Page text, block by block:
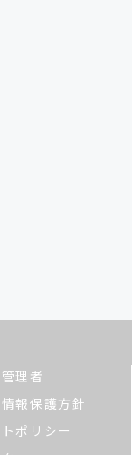
理者
報保護方針
ポリシー